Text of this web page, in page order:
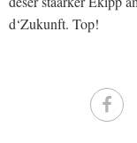
d‘Zukunft. Top!